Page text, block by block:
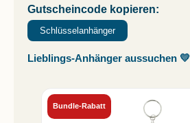
Gutscheincode kopieren:
Schlüsselanhänger
Lieblings-Anhänger aussuchen 💛
Bundle-Rabatt